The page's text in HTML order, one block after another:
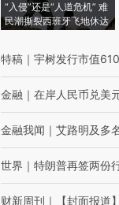
“入侵”还是“人道危机” 难
民潮撕裂西班牙飞地休达
特稿 ｜ 宇树发行市值
金融 ｜ 在岸人民币兑美
金融我闻 ｜ 艾路明及多
世界 ｜ 特朗普再签两份
财新周刊 ｜ 【封面报道